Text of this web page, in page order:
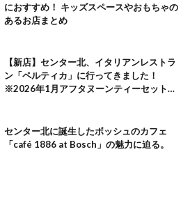
におすすめ！ キッズスペースやおもちゃの
あるお店まとめ
【新店】センター北、イタリアンレストラ
ン「ペルティカ」に行ってきました！
※2026年1月アフタヌーンティーセット追
センター北に誕生したボッシュのカフェ
「café 1886 at Bosch」の魅力に迫る。